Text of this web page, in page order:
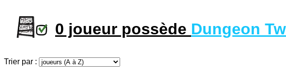
0 joueur possède Dungeon
Trier par :